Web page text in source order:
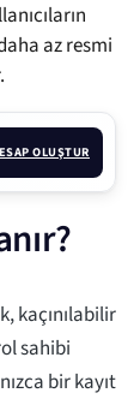
az resmi
OLUŞTUR
kaçınılabilir
sahibi
bir kayıt